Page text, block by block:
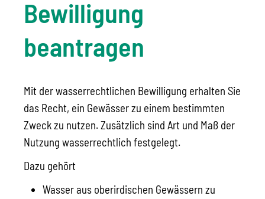
Bewilligung
beantragen
Mit der wasserrechtlichen Bewilligung erhalten Sie
das Recht, ein Gewässer zu einem bestimmten
Zweck zu nutzen. Zusätzlich sind Art und Maß der
Nutzung wasserrechtlich festgelegt.
Dazu gehört
Wasser aus oberirdischen Gewässern zu